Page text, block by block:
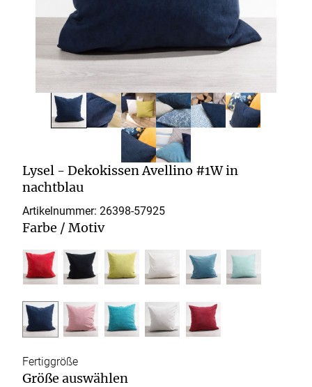
Lysel - Dekokissen Avellino #1W in
nachtblau
Artikelnummer: 26398-57925
Farbe / Motiv
Fertiggröße
Größe auswählen